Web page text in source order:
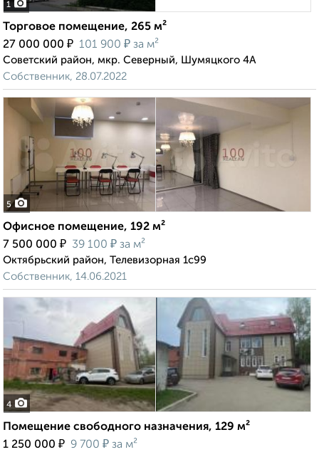
1
Торговое помещение, 265 м²
27 000 000 ₽ 101 900 ₽ за м²
Советский район, мкр. Северный, Шумяцкого 4А
Собственник, 28.07.2022
5
Офисное помещение, 192 м²
7 500 000 ₽ 39 100 ₽ за м²
Октябрьский район, Телевизорная 1с99
Собственник, 14.06.2021
4
Помещение свободного назначения, 129 м²
1 250 000 ₽ 9 700 ₽ за м²